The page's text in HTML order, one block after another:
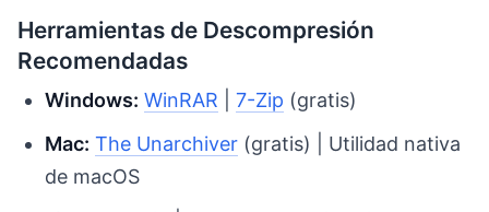
Herramientas de Descompresión
Recomendadas
Windows: WinRAR |7-Zip (gratis)
Mac: The Unarchiver (gratis) | Utilidad nativa
de macOS